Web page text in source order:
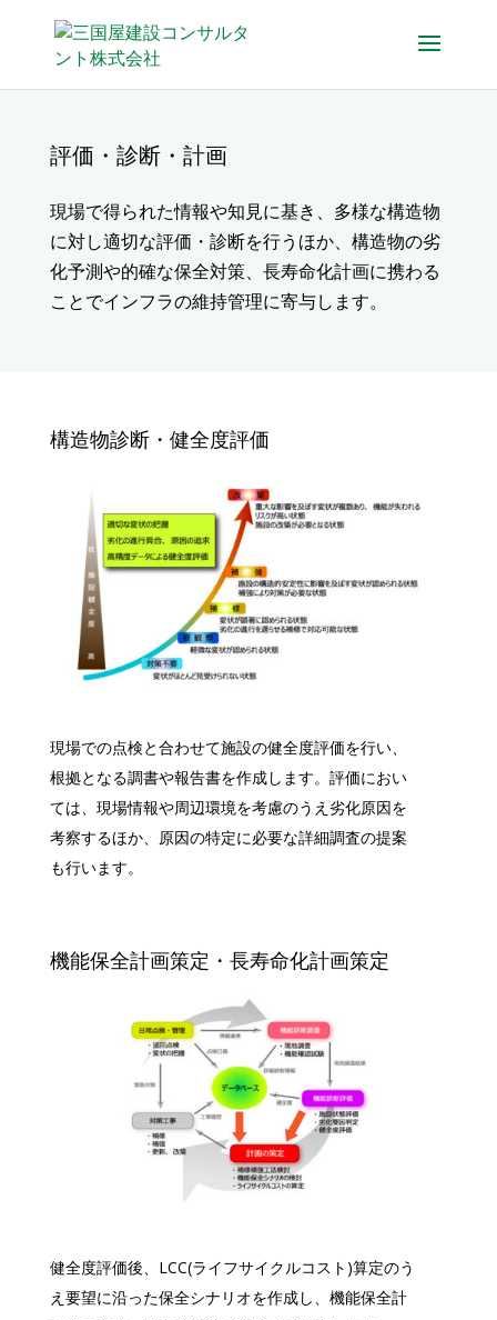
評価・診断・計画
現場で得られた情報や知見に基き、多様な構造物
に対し適切な評価・診断を行うほか、構造物の劣
化予測や的確な保全対策、長寿命化計画に携わる
ことでインフラの維持管理に寄与します。
構造物診断・健全度評価
現場での点検と合わせて施設の健全度評価を行い、
根拠となる調書や報告書を作成します。評価におい
ては、現場情報や周辺環境を考慮のうえ劣化原因を
考察するほか、原因の特定に必要な詳細調査の提案
も行います。
機能保全計画策定・長寿命化計画策定
健全度評価後、LCC(ライフサイクルコスト)算定のう
え要望に沿った保全シナリオを作成し、機能保全計